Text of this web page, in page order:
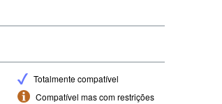
Totalmente compatível
Compatível mas com restrições